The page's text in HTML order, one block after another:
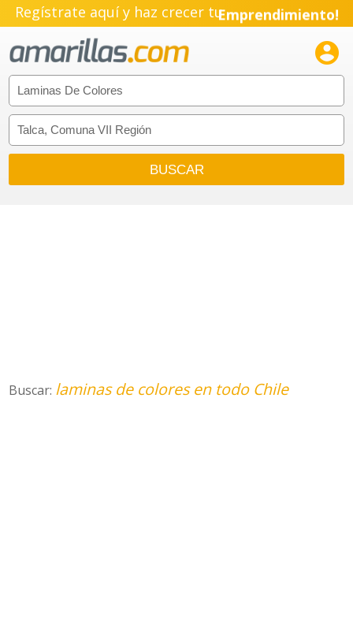
Regístrate aquí y haz crecer tuEmprendimiento!

Buscar: laminas de colores en todo Chile